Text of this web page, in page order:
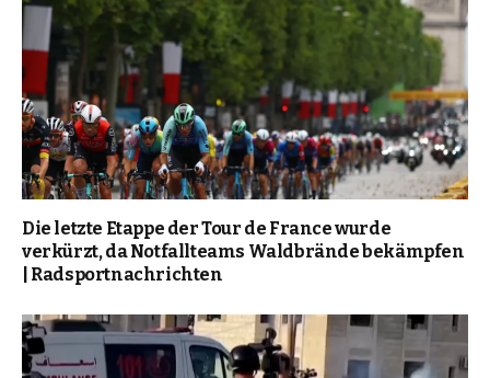
Die letzte Etappe der Tour de France wurde
verkürzt, da Notfallteams Waldbrände bekämpfen
| Radsportnachrichten